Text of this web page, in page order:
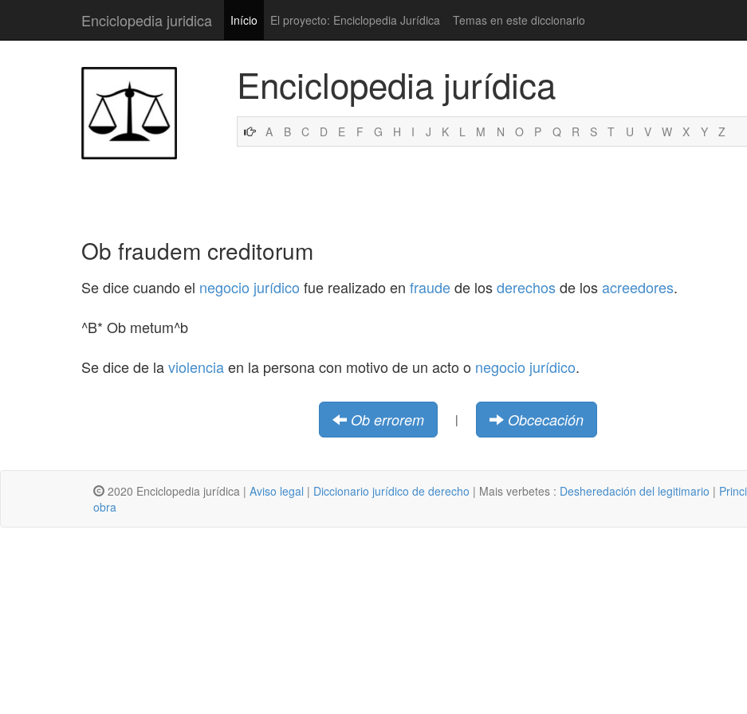
Enciclopedia juridica Início El proyecto: Enciclopedia Jurídica Temas en este diccionario
Enciclopedia jurídica
A B C D E F G H I J K L M N O P Q R S T U V W X Y Z
Ob fraudem creditorum
Se dice cuando el negocio jurídico fue realizado en fraudede losderechosde losacreedores.
^B* Ob metum^b
Se dice de laviolenciaen la persona con motivo de un acto o negocio jurídico.
Ob errorem | Obcecación
2020 Enciclopedia jurídica | Aviso legal | Diccionario jurídico de derecho | Mais verbetes : Desheredación del legitimario |
obra